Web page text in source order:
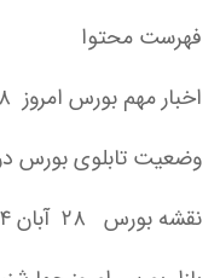
فهرست محتوا
اخبار مهم بورس امروز ۲۸ آبان ۱۴۰۴
وضعیت تابلوی بورس در بازار ۲۸
نقشه بورس ۲۸ آبان ۱۴۰۴